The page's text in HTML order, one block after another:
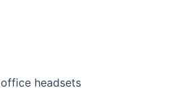
office headsets